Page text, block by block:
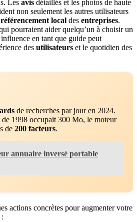
Les avis détaillés et les photos de haute
non seulement les autres utilisateurs
référencement local des entreprises.
pourraient aider quelqu’un à choisir un
en tant que guide peut
des utilisateurs et le quotidien des
de recherches par jour en 2024.
1998 occupait 300 Mo, le moteur
de 200 facteurs.
annuaire inversé portable
actions concrètes pour augmenter votre